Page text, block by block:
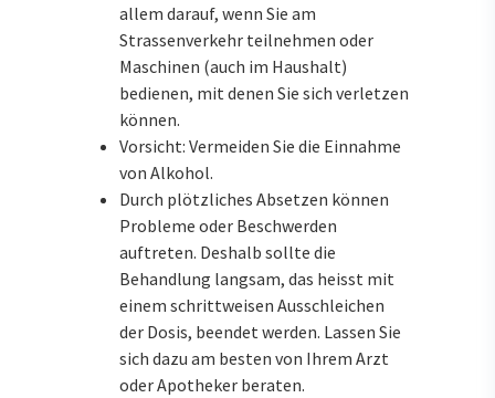
allem darauf, wenn Sie am
Strassenverkehr teilnehmen oder
Maschinen (auch im Haushalt)
bedienen, mit denen Sie sich verletzen
können.
Vorsicht: Vermeiden Sie die Einnahme
von Alkohol.
Durch plötzliches Absetzen können
Probleme oder Beschwerden
auftreten. Deshalb sollte die
Behandlung langsam, das heisst mit
einem schrittweisen Ausschleichen
der Dosis, beendet werden. Lassen Sie
sich dazu am besten von Ihrem Arzt
oder Apotheker beraten.